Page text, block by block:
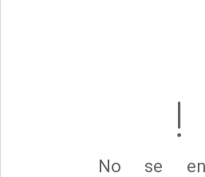
No se